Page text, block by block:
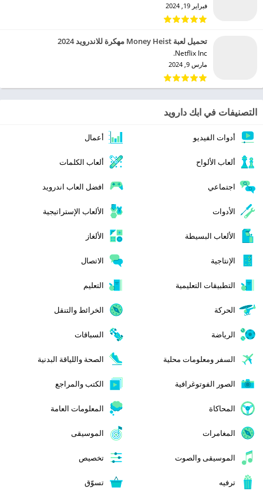
فبراير 19, 2024
تحميل لعبة Money Heist مهكرة للاندرويد 2024
Netflix Inc.‏
مارس 9, 2024
التصنيفات في ابك دارويد
أدوات الفيديو أعمال
ألعاب الألواح ألعاب الكلمات
اجتماعي افضل العاب اندرويد
الأدوات الألعاب الإستراتيجية
الألعاب البسيطة الألغاز
الإنتاجية الاتصال
التطبيقات التعليمية التعليم
الحركة الخرائط والتنقل
الرياضة السباقات
السفر ومعلومات محلية الصحة واللياقة البدنية
الصور الفوتوغرافية الكتب والمراجع
المحاكاة المعلومات العامة
المغامرات الموسيقى
الموسيقى والصوت تخصيص
ترفيه تسوّق